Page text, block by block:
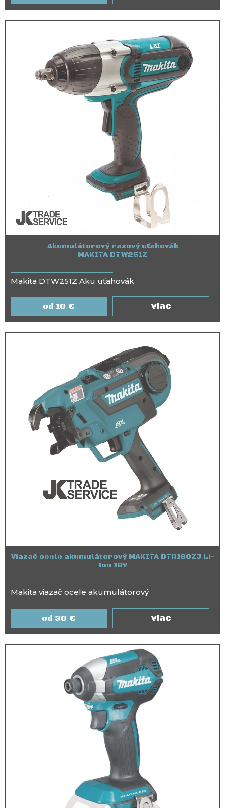
Akumulátorový razový uťahovák
MAKITA DTW251Z
Makita DTW251Z Aku uťahovák
10 € viac
Viazač ocele akumulátorový MAKITA DTR180ZJ Li-
Ion 18V
Makita viazač ocele akumulátorový
30 € viac